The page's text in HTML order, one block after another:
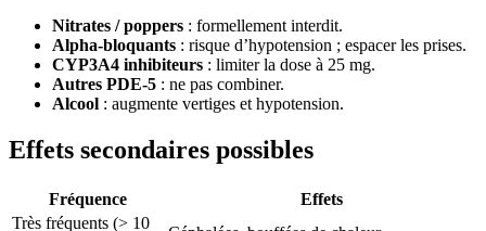
Nitrates / poppers : formellement interdit.
Alpha-bloquants : risque d’hypotension ; espacer les prises.
CYP3A4 inhibiteurs : limiter la dose à 25 mg.
Autres PDE-5 : ne pas combiner.
Alcool : augmente vertiges et hypotension.
Effets secondaires possibles
Fréquence
Effets
Très fréquents (> 10